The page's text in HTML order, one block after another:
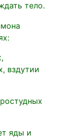
тело.
вздутии
яды и